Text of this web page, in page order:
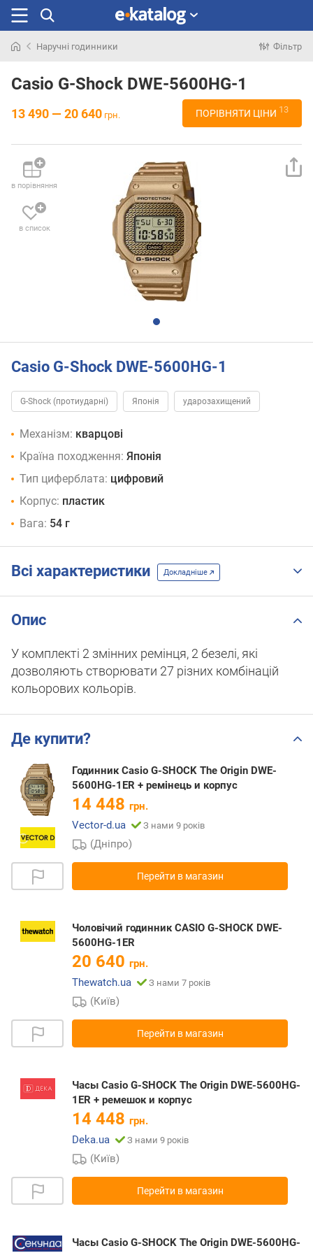
раніше
Наручні годинники Фільтр
Casio G-Shock DWE-5600HG-1
13 490 — 20 640 грн. ПОРІВНЯТИ ЦІНИ 13
в порівняння
в список
Casio G-Shock DWE-5600HG-1
G-Shock (протиударні) Японія ударозахищений
Механізм: кварцові
Країна походження: Японія
Тип циферблата: цифровий
Корпус: пластик
Вага: 54 г
Всі характеристики Докладніше
Опис
У комплекті 2 змінних ремінця, 2 безелі, які
дозволяють створювати 27 різних комбінацій
кольорових кольорів.
Де купити?
Годинник Casio G-SHOCK The Origin DWE-
5600HG-1ER + ремінець и корпус
14 448 грн.
Vector-d.ua
З нами 9 років
(Дніпро)
Перейти в магазин
Чоловічий годинник CASIO G-SHOCK DWE-
5600HG-1ER
20 640 грн.
Thewatch.ua
З нами 7 років
(Київ)
Перейти в магазин
Часы Casio G-SHOCK The Origin DWE-5600HG-
1ER + ремешок и корпус
14 448 грн.
Deka.ua
З нами 9 років
(Київ)
Перейти в магазин
Часы Casio G-SHOCK The Origin DWE-5600HG-